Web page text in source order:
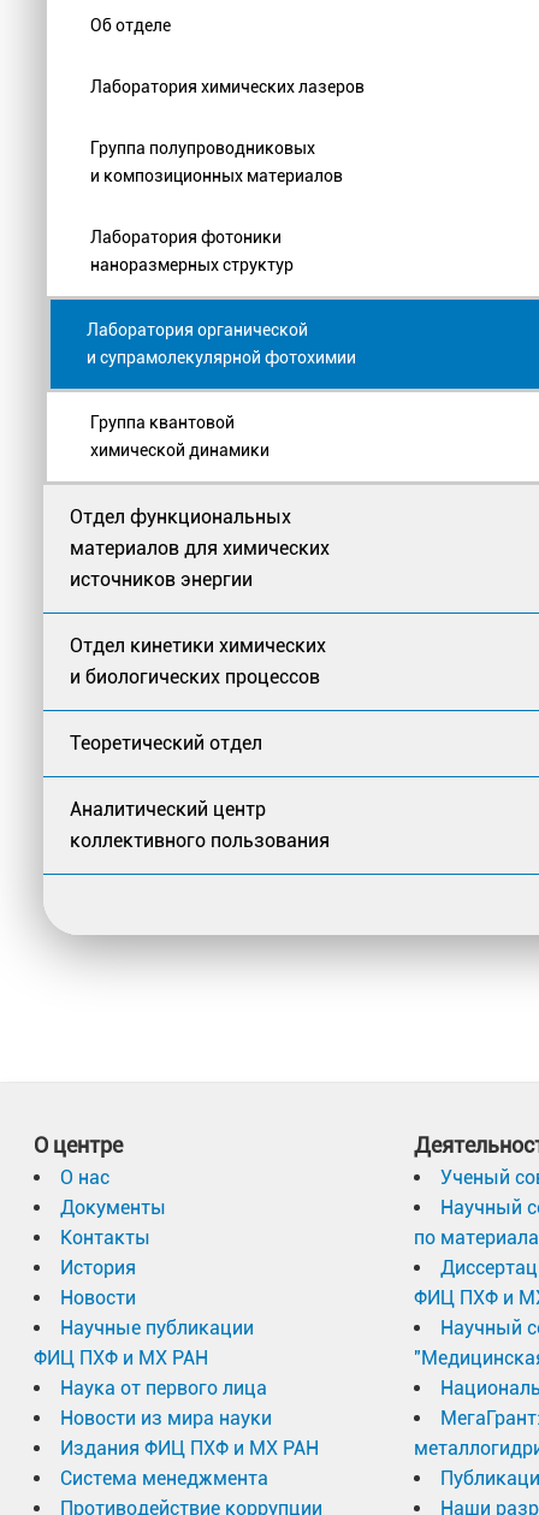
Об отделе
Лаборатория химических лазеров
Группа полупроводниковых
и композиционных материалов
Лаборатория фотоники
наноразмерных структур
Лаборатория органической
и супрамолекулярной фотохимии
Группа квантовой
химической динамики
Отдел функциональных
материалов для химических
источников энергии
Отдел кинетики химических
и биологических процессов
Теоретический отдел
Аналитический центр
коллективного пользования
О центре
О нас
Документы
Контакты
История
Новости
Научные публикации
ФИЦ ПХФ и МХ РАН
Наука от первого лица
Новости из мира науки
Издания ФИЦ ПХФ и МХ РАН
Система менеджмента
Противодействие коррупции
Ученый
Научный
по
ФИЦ ПХФ и
Научный
Наши